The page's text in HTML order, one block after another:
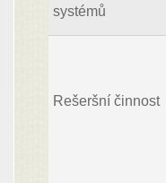
systémů
Rešeršní činnost